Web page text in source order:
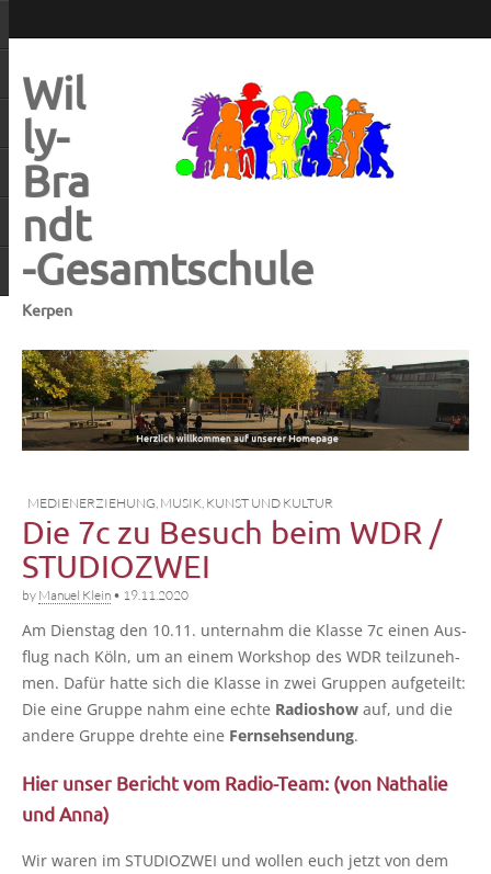
Wil
ly-
Bra
ndt
-Gesamtschule
Kerpen
MEDIENERZIEHUNG MUSIK, KUNST UND KULTUR
Die 7c zu Besuch beim WDR /
STUDIOZWEI
by Manuel Klein • 19.11.2020
Am Diens­tag den 10.11. unter­nahm die Klas­se 7c einen Aus­
flug nach Köln, um an einem Work­shop des WDR teil­zu­neh­
men. Dafür hat­te sich die Klas­se in zwei Grup­pen auf­ge­teilt:
Die eine Grup­pe nahm eine ech­te Radio­show auf, und die
ande­re Grup­pe dreh­te eine Fern­seh­sen­dung.
Hier unser Bericht vom Radio-Team: (von Nathalie
und Anna)
Wir waren im STUDIOZWEI und wol­len euch jetzt von dem